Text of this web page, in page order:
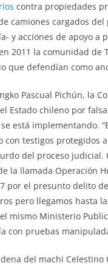
contra propiedades
camiones cargados
y acciones de apoyo a
2011 la comunidad de
que defendían como
Pascual Pichún, la
Estado chileno por
está implementando.
testigos protegidos
del proceso
la llamada Operación
el presunto delito
pero llegamos hasta
mismo Ministerio
con pruebas
del machi